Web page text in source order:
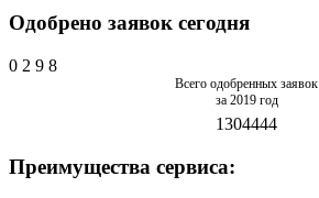
Одобрено заявок сегодня
0 2 9 8
Всего одобренных заявок
за 2019 год
1304444
Преимущества сервиса: